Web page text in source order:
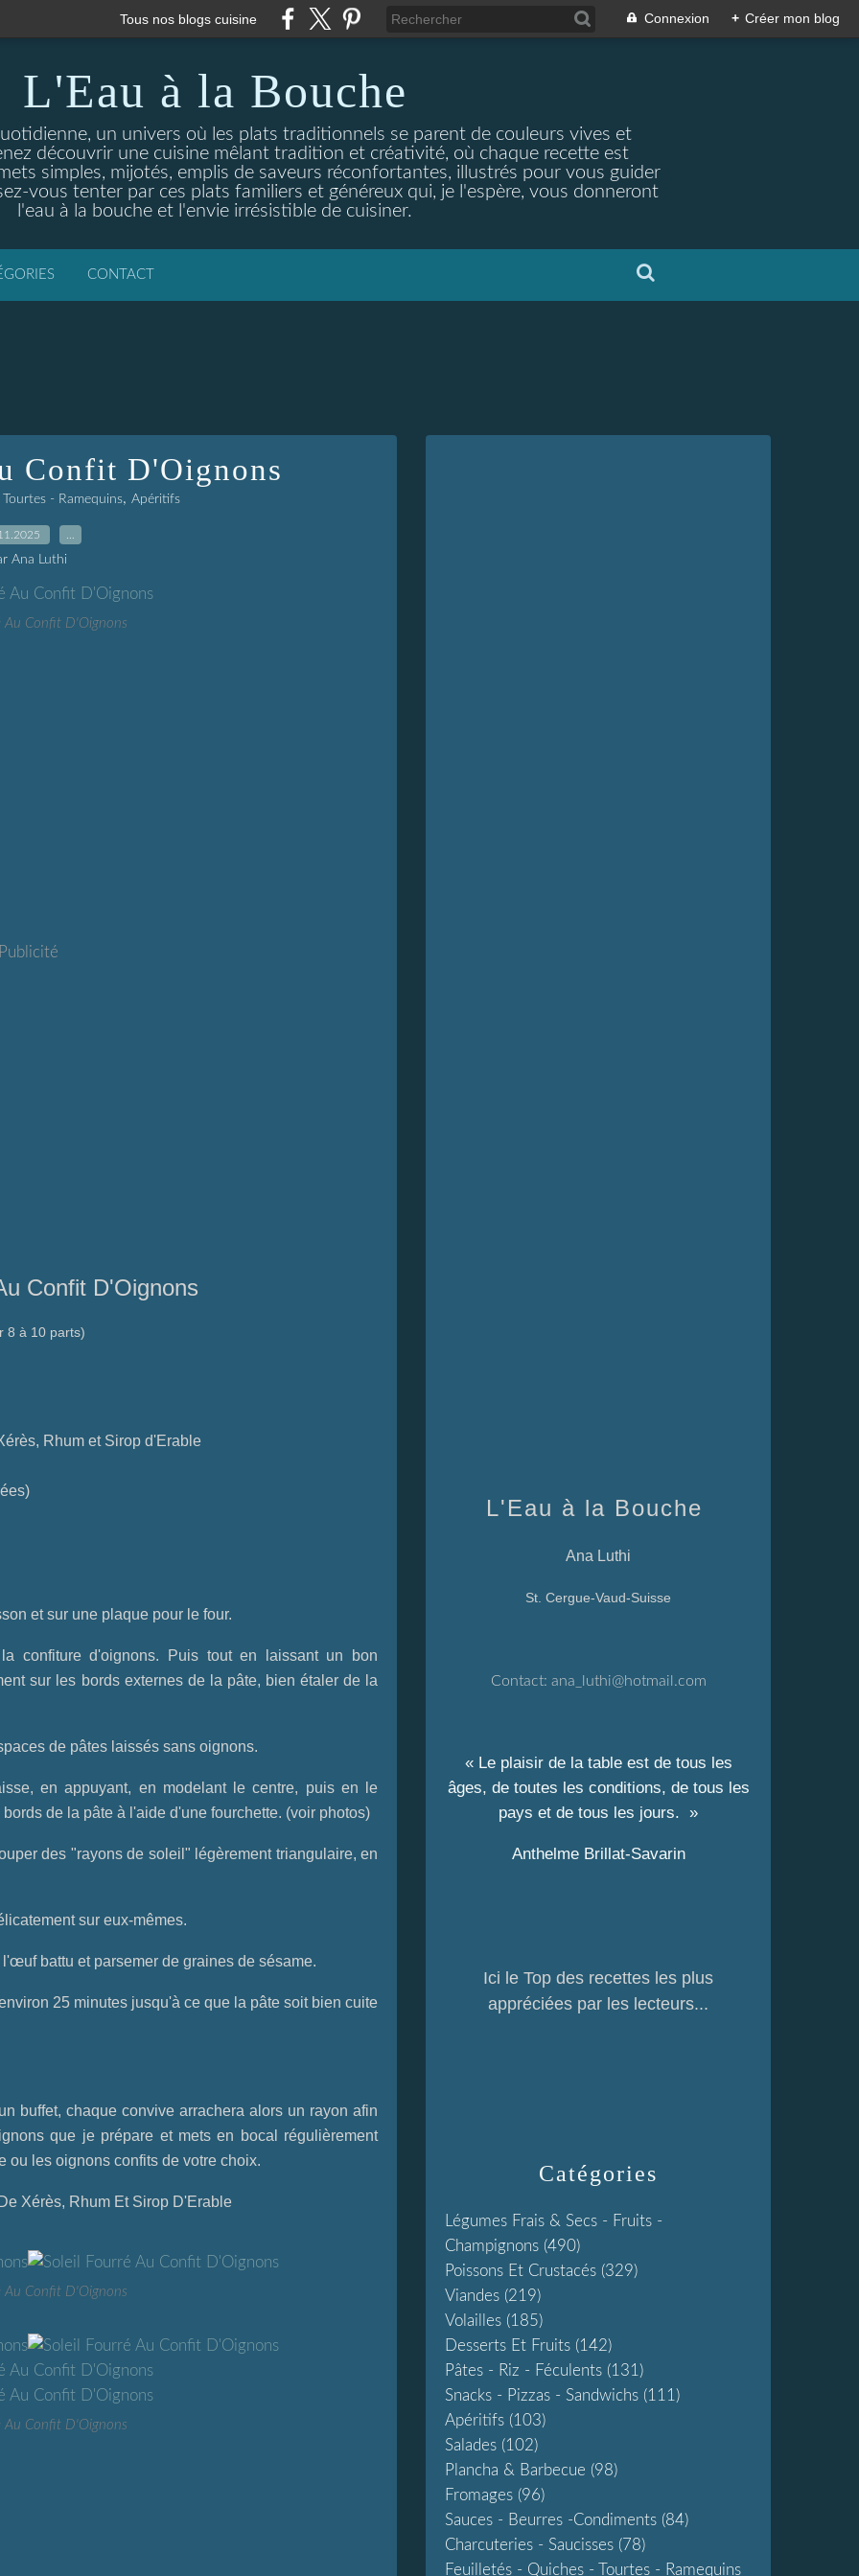
Tous nos blogs cuisine Connexion + Créer mon blog
L'Eau à la Bouche
un univers où les plats traditionnels se parent de couleurs vives et
découvrir une cuisine mêlant tradition et créativité, où chaque recette est
simples, mijotés, emplis de saveurs réconfortantes, illustrés pour vous guider
vous tenter par ces plats familiers et généreux qui, je l'espère, vous donneront
l'eau à la bouche et l'envie irrésistible de cuisiner.
CONTACT
Confit D'Oignons
- Ramequins, Apéritifs
Ana Luthi
Au Confit D'Oignons
Publicité
Confit D'Oignons
8 à 10 parts)
Rhum et Sirop d'Erable
et sur une plaque pour le four.
confiture d'oignons. Puis tout en laissant un bon
sur les bords externes de la pâte, bien étaler de la
de pâtes laissés sans oignons.
en appuyant, en modelant le centre, puis en le
de la pâte à l'aide d'une fourchette. (voir photos)
des "rayons de soleil" légèrement triangulaire, en
sur eux-mêmes.
battu et parsemer de graines de sésame.
25 minutes jusqu'à ce que la pâte soit bien cuite
buffet, chaque convive arrachera alors un rayon afin
que je prépare et mets en bocal régulièrement
ou les oignons confits de votre choix.
Xérès, Rhum Et Sirop D'Erable
Au Confit D'Oignons
Au Confit D'Oignons
Catégories
Légumes Frais & Secs - Fruits -
Champignons (490)
Poissons Et Crustacés (329)
Viandes (219)
Volailles (185)
Desserts Et Fruits (142)
Pâtes - Riz - Féculents (131)
Snacks - Pizzas - Sandwichs (111)
Apéritifs (103)
Salades (102)
Plancha & Barbecue (98)
Fromages (96)
Sauces - Beurres -condiments (84)
Charcuteries - Saucisses (78)
Feuilletés - Quiches - Tourtes - Ramequins
L'Eau à la Bouche
Ana Luthi
St. Cergue-Vaud-Suisse
Contact: ana_luthi@hotmail.com
« Le plaisir de la table est de tous les
âges, de toutes les conditions, de tous les
pays et de tous les jours. »
Anthelme Brillat-Savarin
Ici le Top des recettes les plus
appréciées par les lecteurs...